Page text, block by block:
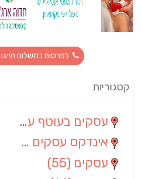
לפרסום בתשלום חייגו 077-9967476
קטגוריות
עסקים בעוטף עזה
אינדקס עסקים מרחבי
עסקים (55)